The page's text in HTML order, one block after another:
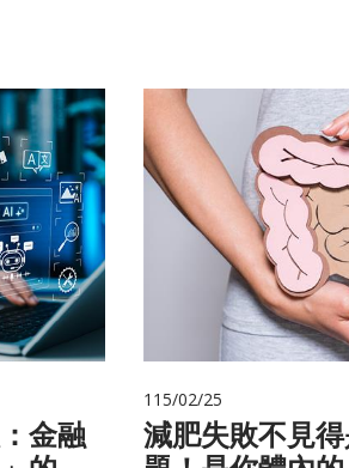
金融
115/02/25
減肥失敗不見